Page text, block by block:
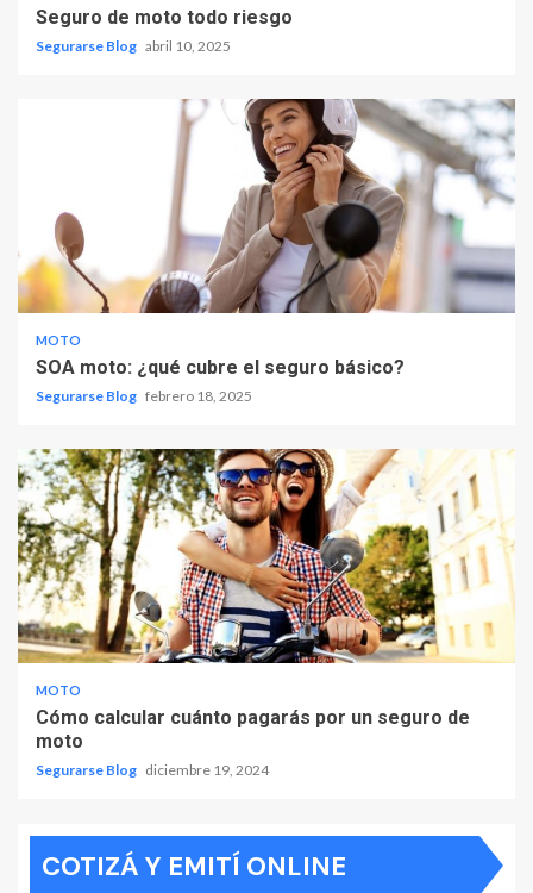
Seguro de moto todo riesgo
Segurarse Blog abril 10, 2025
MOTO
SOA moto: ¿qué cubre el seguro básico?
Segurarse Blog febrero 18, 2025
MOTO
Cómo calcular cuánto pagarás por un seguro de
moto
Segurarse Blog diciembre 19, 2024
COTIZÁ Y EMITÍ ONLINE